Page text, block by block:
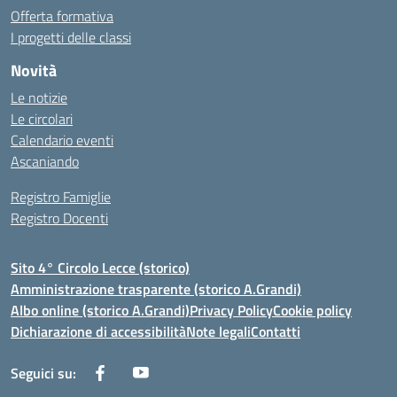
Offerta formativa
I progetti delle classi
Novità
Le notizie
Le circolari
Calendario eventi
Ascaniando
Registro Famiglie
Registro Docenti
Sito 4° Circolo Lecce (storico)
Amministrazione trasparente (storico A.Grandi)
Albo online (storico A.Grandi)Privacy PolicyCookie policy
Dichiarazione di accessibilitàNote legaliContatti
Seguici su: